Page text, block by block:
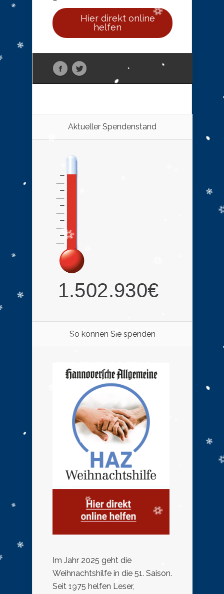
Hier direkt online
helfen
Aktueller Spendenstand
So können Sie spenden
Im Jahr 2025 geht die
Weihnachtshilfe in die 51. Saison.
Seit 1975 helfen Leser,